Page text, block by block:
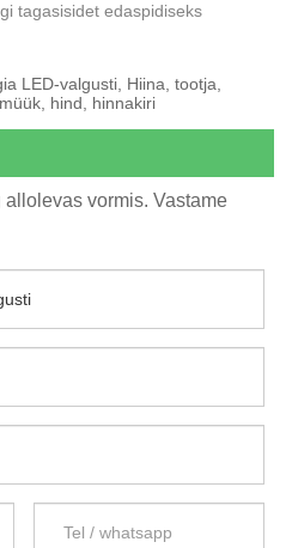
tagasisidet edaspidiseks
LED-valgusti, Hiina, tootja,
hind, hinnakiri
vormis. Vastame